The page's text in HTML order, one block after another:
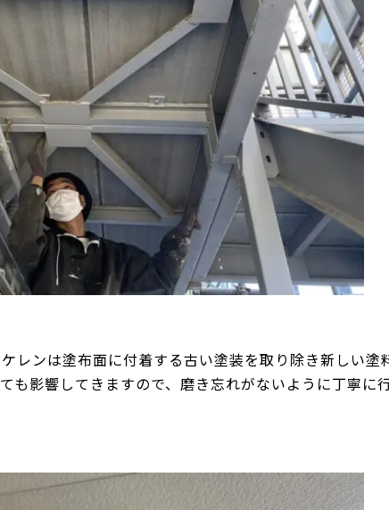
レンは塗布面に付着する古い塗装を取り除き新しい塗
も影響してきますので、磨き忘れがないように丁寧に